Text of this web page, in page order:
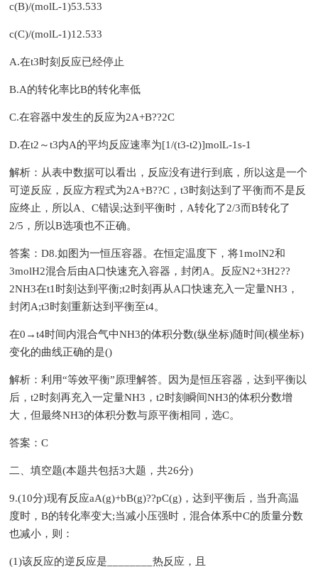
c(B)/(molL-1)53.533
c(C)/(molL-1)12.533
A.在t3时刻反应已经停止
B.A的转化率比B的转化率低
C.在容器中发生的反应为2A+B??2C
D.在t2～t3内A的平均反应速率为[1/(t3-t2)]molL-1s-1
解析：从表中数据可以看出，反应没有进行到底，所以这是一个
可逆反应，反应方程式为2A+B??C，t3时刻达到了平衡而不是反
应终止，所以A、C错误;达到平衡时，A转化了2/3而B转化了
2/5，所以B选项也不正确。
答案：D8.如图为一恒压容器。在恒定温度下，将1molN2和
3molH2混合后由A口快速充入容器，封闭A。反应N2+3H2??
2NH3在t1时刻达到平衡;t2时刻再从A口快速充入一定量NH3，
封闭A;t3时刻重新达到平衡至t4。
在0→t4时间内混合气中NH3的体积分数(纵坐标)随时间(横坐标)
变化的曲线正确的是()
解析：利用“等效平衡”原理解答。因为是恒压容器，达到平衡以
后，t2时刻再充入一定量NH3，t2时刻瞬间NH3的体积分数增
大，但最终NH3的体积分数与原平衡相同，选C。
答案：C
二、填空题(本题共包括3大题，共26分)
9.(10分)现有反应aA(g)+bB(g)??pC(g)，达到平衡后，当升高温
度时，B的转化率变大;当减小压强时，混合体系中C的质量分数
也减小，则：
(1)该反应的逆反应是________热反应，且